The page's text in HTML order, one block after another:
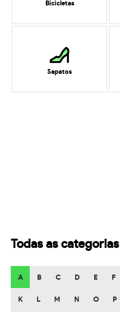
Bicicletas
Sapatos
Todas as categorias
A B C D E F
K L M N O P